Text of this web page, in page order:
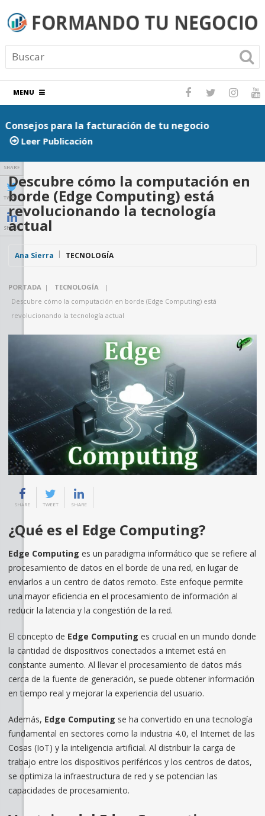
MENU
Consejos para la facturación de tu negocio
Leer Publicación
SHARE
TWEET
SHARE
Descubre cómo la computación en
borde (Edge Computing) está
revolucionando la tecnología
actual
Ana Sierra TECNOLOGÍA
PORTADA | TECNOLOGÍA
|
Descubre cómo la computación en borde (Edge Computing) está
revolucionando la tecnología actual
SHARE TWEET SHARE
¿Qué es el Edge Computing?
Edge Computing es un paradigma informático que se refiere al
procesamiento de datos en el borde de una red, en lugar de
enviarlos a un centro de datos remoto. Este enfoque permite
una mayor eficiencia en el procesamiento de información al
reducir la latencia y la congestión de la red.
El concepto de Edge Computing es crucial en un mundo donde
la cantidad de dispositivos conectados a internet está en
constante aumento. Al llevar el procesamiento de datos más
cerca de la fuente de generación, se puede obtener información
en tiempo real y mejorar la experiencia del usuario.
Además, Edge Computing se ha convertido en una tecnología
fundamental en sectores como la industria 4.0, el Internet de las
Cosas (IoT) y la inteligencia artificial. Al distribuir la carga de
trabajo entre los dispositivos periféricos y los centros de datos,
se optimiza la infraestructura de red y se potencian las
capacidades de procesamiento.